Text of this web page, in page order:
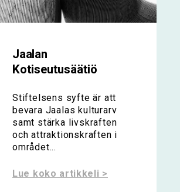
Jaalan
Kotiseutusäätiö
Stiftelsens syfte är att
bevara Jaalas kulturarv
samt stärka livskraften
och attraktionskraften i
området...
Lue koko artikkeli >